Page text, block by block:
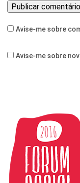
Avise-me sobre
Avise-me sobre